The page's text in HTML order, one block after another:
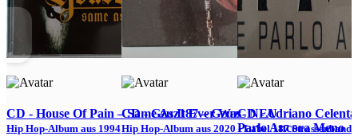
CD - House Of Pain – Same As It Ever Was
Hip Hop-Album aus 1994
CD - Gzuz187 – Gzuz - NEU
Hip Hop-Album aus 2020 - Label 187 Strassenbande
CD - Adriano
Parlo Ancora Meno